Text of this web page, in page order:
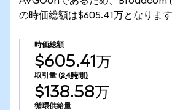
の時価総額は$605.41万となります
時価総額
$605.41万
取引量 (24時間)
$138.58万
循環供給量